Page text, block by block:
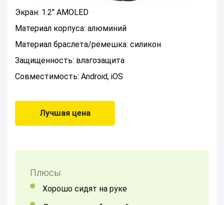
Экран: 1.2" AMOLED
Материал корпуса: алюминий
Материал браслета/ремешка: силикон
Защищенность: влагозащита
Совместимость: Android, iOS
Лучшая цена
Плюсы:
хорошо сидят на руке